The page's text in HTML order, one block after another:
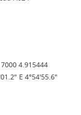
4.915444
E 4°54'55.6"